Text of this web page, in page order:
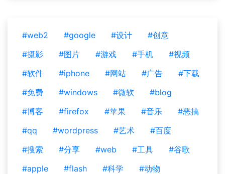
#web2 #google #设计
#创意
#摄影
#图片 #游戏 #手机
#视频
#软件
#iphone #网站 #广告
#下载
#免费
#windows #微软
#blog
#博客
#firefox #苹果 #音乐
#恶搞
#qq
#wordpress #艺术
#百度
#搜索
#分享 #web #工具
#谷歌
#apple
#flash #科学
#动物